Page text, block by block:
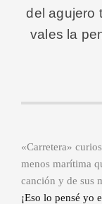
del agujero
vales la
«Carretera»
menos marítima
canción y de sus
¡Eso lo pensé yo